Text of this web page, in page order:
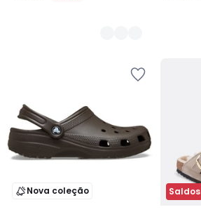
Nova coleção Saldos